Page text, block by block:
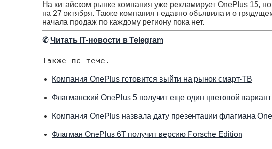
На китайском рынке компания уже рекламирует OnePlus 15,
на 27 октября. Также компания недавно объявила и о
начала продаж по каждому региону пока нет.
✆Читать IT-новости в Telegram
Также по теме:
Компания OnePlus готовится выйти на рынок смарт-ТВ
Флагманский OnePlus 5 получит еще один цветовой вариант
Компания OnePlus назвала дату презентации флагмана
Флагман OnePlus 6T получит версию Porsche Edition